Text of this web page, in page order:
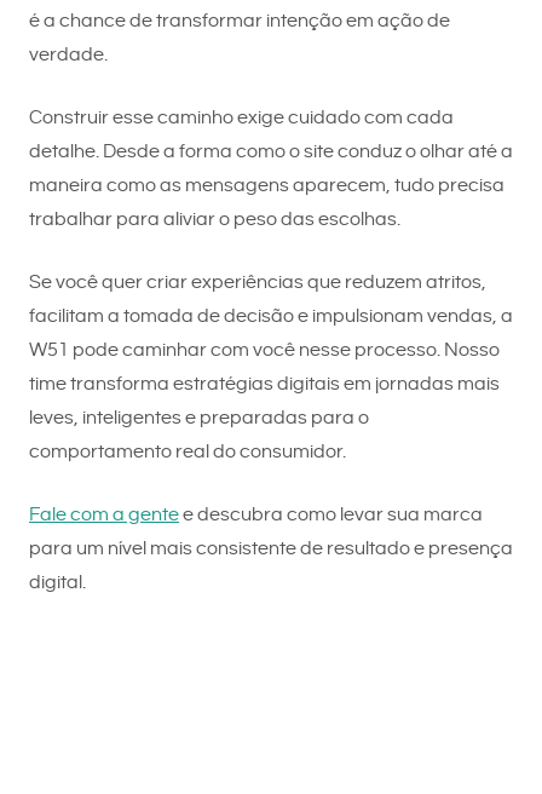
é a chance de transformar intenção em ação de
verdade.
Construir esse caminho exige cuidado com cada
detalhe. Desde a forma como o site conduz o olhar até a
maneira como as mensagens aparecem, tudo precisa
trabalhar para aliviar o peso das escolhas.
Se você quer criar experiências que reduzem atritos,
facilitam a tomada de decisão e impulsionam vendas, a
W51 pode caminhar com você nesse processo. Nosso
time transforma estratégias digitais em jornadas mais
leves, inteligentes e preparadas para o
comportamento real do consumidor.
Fale com a gentee descubra como levar sua marca
para um nível mais consistente de resultado e presença
digital.